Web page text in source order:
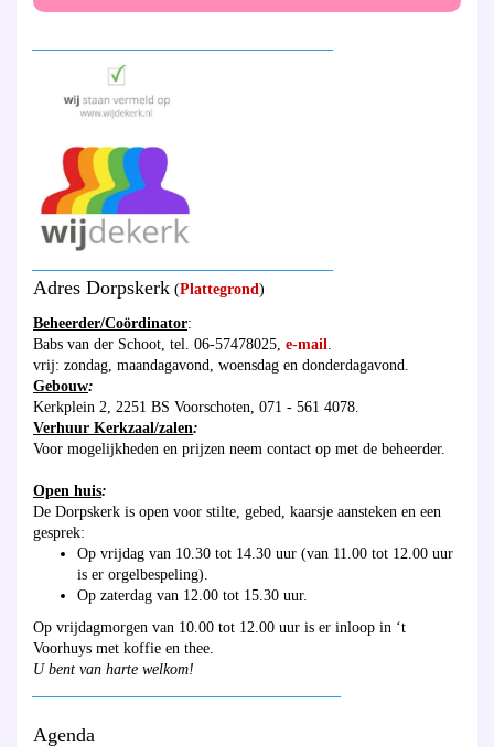
Adres Dorpskerk (Plattegrond )
Beheerder/Coördinator:
Babs van der Schoot, tel. 06-57478025, e-mail
vrij: zondag, maandagavond, woensdag en donderdagavond.
Gebouw:
Kerkplein 2, 2251 BS Voorschoten, 071 - 561 4078.
Verhuur Kerkzaal/zalen:
Voor mogelijkheden en prijzen neem contact op met de beheerder.
Open huis:
De Dorpskerk is open voor stilte, gebed, kaarsje aansteken en een
gesprek:
Op vrijdag van 10.30 tot 14.30 uur (van 11.00 tot 12.00 uur
is er orgelbespeling).
Op zaterdag van 12.00 tot 15.30 uur.
Op vrijdagmorgen van 10.00 tot 12.00 uur is er inloop in ‘t
Voorhuys met koffie en thee.
U bent van harte welkom!
Agenda